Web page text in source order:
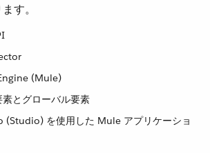
す。
(Mule)
とグローバル要素
を使用した Mule アプリケーショ